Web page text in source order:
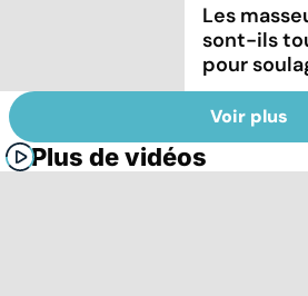
Les
sont-ils
pour
Voir plus
Plus de vidéos